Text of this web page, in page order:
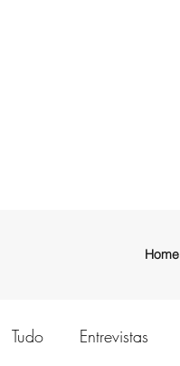
Home
Tudo Entrevistas